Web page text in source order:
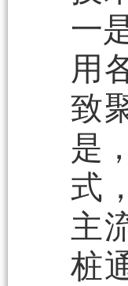
一
用
致
是
式
主
桩